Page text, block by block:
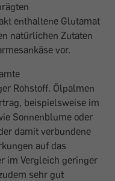
enthaltene Glutamat
natürlichen Zutaten
vor.
Rohstoff. Ölpalmen
beispielsweise im
Sonnenblume oder
damit verbundene
auf das
im Vergleich geringer
sehr gut